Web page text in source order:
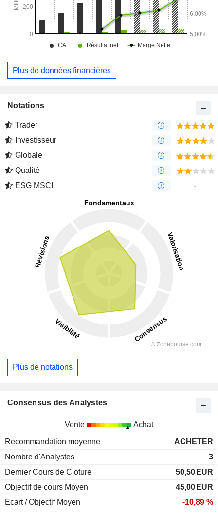
Plus de données financières
Notations
Trader
Investisseur
Globale
Qualité
ESG MSCI
-
Plus de notations
Consensus des Analystes
Vente Achat
Recommandation moyenne
ACHETER
Nombre d'Analystes
3
Dernier Cours de Cloture
50,50 EUR
Objectif de cours Moyen
45,00 EUR
Ecart / Objectif Moyen
-10,89 %